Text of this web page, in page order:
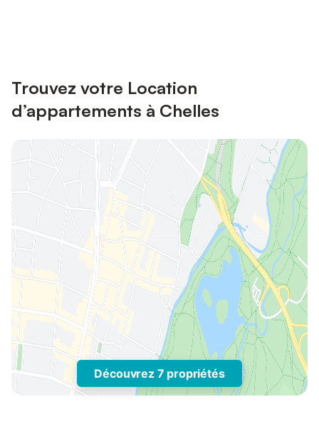
Trouvez votre Location
d’appartements à Chelles
Découvrez 7 propriétés